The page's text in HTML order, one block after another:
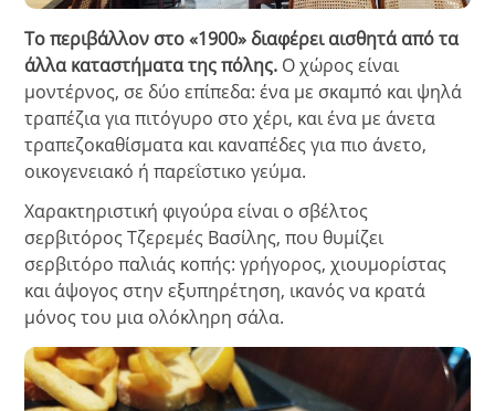
Το περιβάλλον στο «1900» διαφέρει αισθητά από τα
άλλα καταστήματα της πόλης. Ο χώρος είναι
μοντέρνος, σε δύο επίπεδα: ένα με σκαμπό και ψηλά
τραπέζια για πιτόγυρο στο χέρι, και ένα με άνετα
τραπεζοκαθίσματα και καναπέδες για πιο άνετο,
οικογενειακό ή παρεΐστικο γεύμα.
Χαρακτηριστική φιγούρα είναι ο σβέλτος
σερβιτόρος Τζερεμές Βασίλης, που θυμίζει
σερβιτόρο παλιάς κοπής: γρήγορος, χιουμορίστας
και άψογος στην εξυπηρέτηση, ικανός να κρατά
μόνος του μια ολόκληρη σάλα.